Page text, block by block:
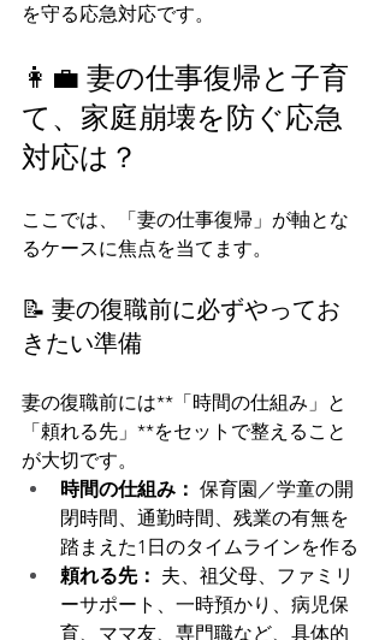
を守る応急対応です。
👩‍💼 妻の仕事復帰と子育
て、家庭崩壊を防ぐ応急
対応は？
ここでは、「妻の仕事復帰」が軸とな
るケースに焦点を当てます。
📝 妻の復職前に必ずやってお
きたい準備
妻の復職前には**「時間の仕組み」と
「頼れる先」**をセットで整えること
が大切です。
時間の仕組み： 保育園／学童の開
閉時間、通勤時間、残業の有無を
踏まえた1日のタイムラインを作る
頼れる先： 夫、祖父母、ファミリ
ーサポート、一時預かり、病児保
育、ママ友、専門職など、具体的